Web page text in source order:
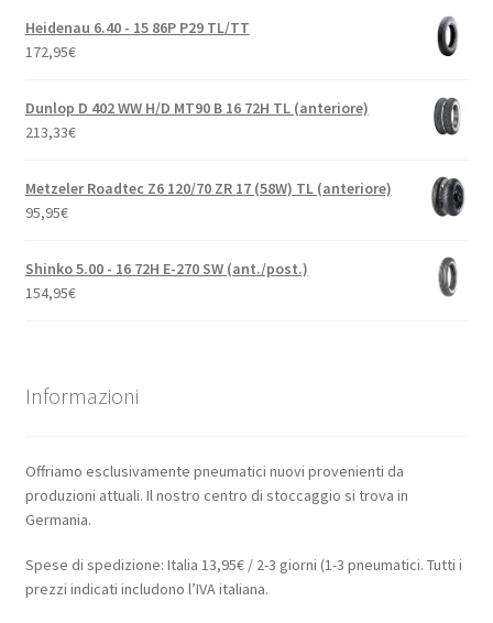
Heidenau 6.40 - 15 86P P29 TL/TT
172,95€
Dunlop D 402 WW H/D MT90 B 16 72H TL (anteriore)
213,33€
Metzeler Roadtec Z6 120/70 ZR 17 (58W) TL (anteriore)
95,95€
Shinko 5.00 - 16 72H E-270 SW (ant./post.)
154,95€
Informazioni
Offriamo esclusivamente pneumatici nuovi provenienti da
produzioni attuali. Il nostro centro di stoccaggio si trova in
Germania.
Spese di spedizione: Italia 13,95€ / 2-3 giorni (1-3 pneumatici. Tutti i
prezzi indicati includono l’IVA italiana.